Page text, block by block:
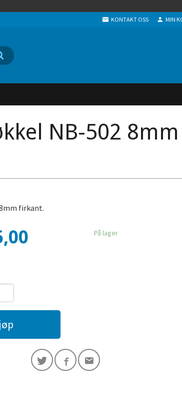
KONTAKT OSS MIN
NB-502 8mm
firkant.
På lager